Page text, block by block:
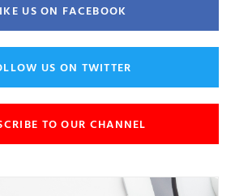
US ON FACEBOOK
US ON TWITTER
TO OUR CHANNEL